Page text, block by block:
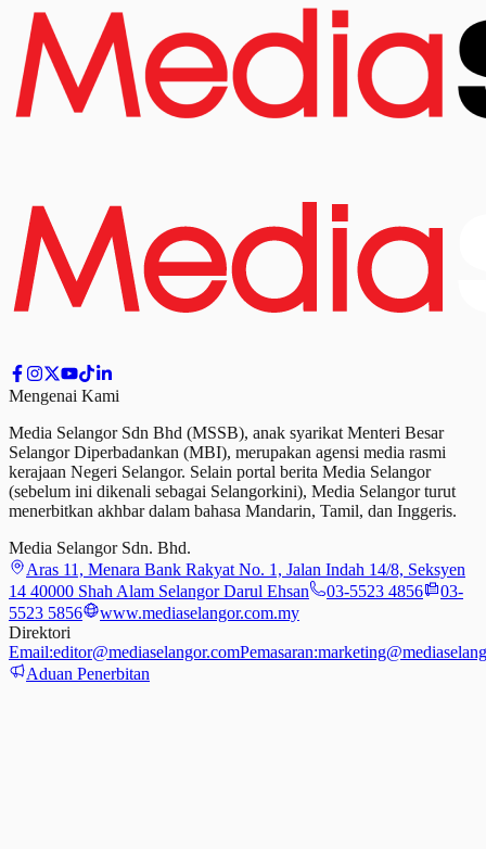
Mengenai Kami
Media Selangor Sdn Bhd (MSSB), anak syarikat Menteri Besar
Selangor Diperbadankan (MBI), merupakan agensi media rasmi
kerajaan Negeri Selangor. Selain portal berita Media Selangor
(sebelum ini dikenali sebagai Selangorkini), Media Selangor turut
menerbitkan akhbar dalam bahasa Mandarin, Tamil, dan Inggeris.
Media Selangor Sdn. Bhd.
Aras 11, Menara Bank Rakyat No. 1, Jalan Indah 14/8, Seksyen
14 40000 Shah Alam Selangor Darul Ehsan
03-5523 4856
03-
5523 5856
www.mediaselangor.com.my
Direktori
Email:editor@mediaselangor.comPemasaran:
Aduan Penerbitan